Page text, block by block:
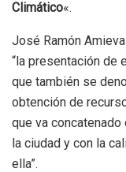
Climático«.
José Ramón
“la presentación de
que también se
obtención de
que va
la ciudad y con la
ella”.